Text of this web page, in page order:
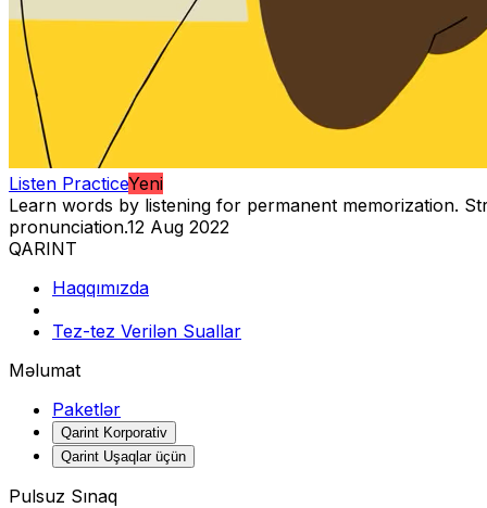
Listen PracticeYeni
Learn words by listening for permanent memorization.
pronunciation.12 Aug 2022
QARINT
Haqqımızda
Tez-tez Verilən Suallar
Məlumat
Paketlər
Qarint Korporativ
Qarint Uşaqlar üçün
Pulsuz Sınaq